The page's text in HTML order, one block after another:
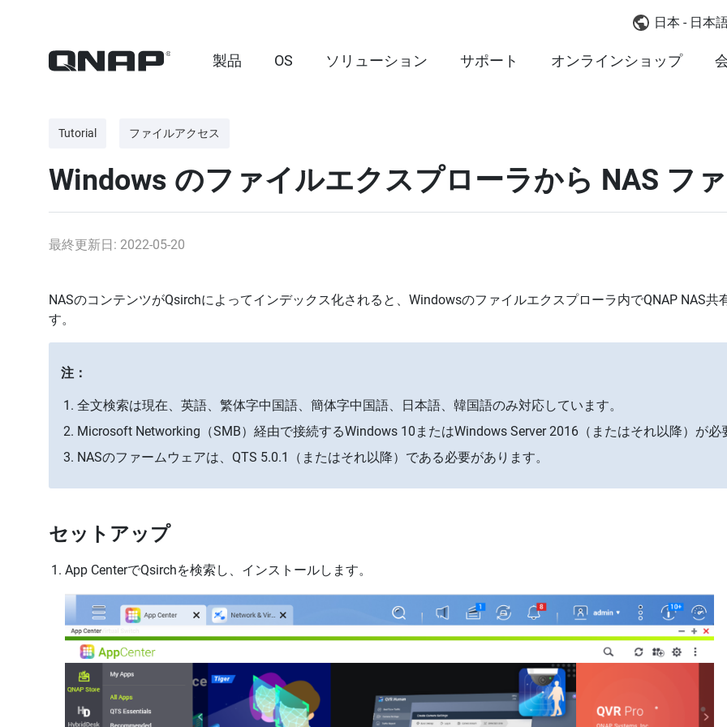
日本 - 日本
製品 OS ソリューション サポート オンラインショップ
Tutorial ファイルアクセス
Windows のファイルエクスプローラから NAS フ
最終更新日: 2022-05-20
NASのコンテンツがQsirchによってインデックス化されると、Windowsのファイルエクスプローラ内でQNAP NAS
す。
注：
全文検索は現在、英語、繁体字中国語、簡体字中国語、日本語、韓国語のみ対応しています。
Microsoft Networking（SMB）経由で接続するWindows 10またはWindows Server 2016（またはそれ以降）が必
NASのファームウェアは、QTS 5.0.1（またはそれ以降）である必要があります。
セットアップ
App CenterでQsirchを検索し、インストールします。